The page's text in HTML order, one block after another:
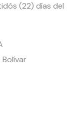
(22) días del